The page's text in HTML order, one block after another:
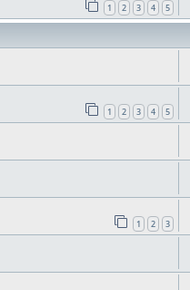
1 2 3 4 5
1 2 3 4 5
1 2 3